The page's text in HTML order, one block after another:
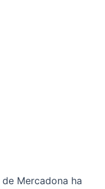
Mercadona ha